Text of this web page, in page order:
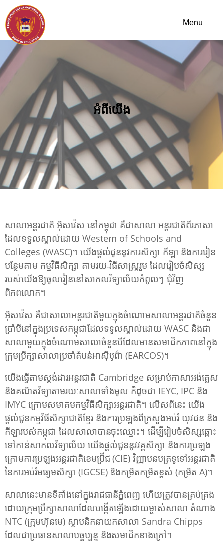
អំពីយើង
សាលាអន្តរជាតិ អុិសវ៉េស នៅកម្ពុជា គឺជាសាលា អន្តរជាតិពីរភាសា
ដែលទទួលស្គាល់ដោយ Western of Schools and
Colleges (WASC)។ យើងផ្តល់ជូននូវការសិក្សា កីឡា និងការរៀន
បន្ថែមតាម កម្មវិធីសិក្សា តាមរយៈវិធីសាស្រ្តរួម ដែលរៀបចំសិស្ស
របស់យើងឱ្យចូលរៀននៅសាកលវិទ្យាល័យកំពូលៗ ជុំវិញ
ពិភពលោក។
អុិសវ៉េស គឺជាសាលាអន្តរជាតិមួយក្នុងចំណោមសាលាអន្តរជាតិចំនួន
ប្រាំបីនៅក្នុងប្រទេសកម្ពុជាដែលទទួលស្គាល់ដោយ WASC និងជា
សាលាមួយក្នុងចំណោមសាលាចំនួនបីដែលមានសមាជិកភាពនៅក្នុង
ក្រុមប្រឹក្សាសាលាប្រចាំតំបន់អាស៊ីបូព៌ា (EARCOS)។
យើងធ្វើតាមស្តង់ដារអន្តរជាតិ Cambridge សម្រាប់ភាសាអង់គ្លេស
និងគណិតវិទ្យាតាមរយៈសាលាទាំងមូល ក៏ដូចជា IEYC, IPC និង
IMYC ក្រោមសមាគមកម្មវិធីសិក្សាអន្តរជាតិ។ លើសពីនេះ យើង
ផ្តល់ជូនកម្មវិធីសិក្សាជាតិខ្មែរ និងការប្រឡងពីក្រសួងអប់រំ យុវជន និង
កីឡារបស់កម្ពុជា ដែលសាលាបានចុះឈ្មោះ។ ដើម្បីរៀបចំសិស្សឆ្ពោះ
ទៅកាន់សាកលវិទ្យាល័យ យើងផ្តល់ជូននូវវគ្គសិក្សា និងការប្រឡង
ក្រោមការប្រឡងអន្តរជាតិខេមប្រ៊ីជ (CIE) វិញ្ញាបនបត្រទូទៅអន្តរជាតិ
នៃការអប់រំមធ្យមសិក្សា (IGCSE) និងកម្រិតកម្រិតខ្ពស់ (កម្រិត A)។
សាលានេះមានទីតាំងនៅក្នុងរាជធានីភ្នំពេញ ហើយត្រូវបានគ្រប់គ្រង
ដោយក្រុមប្រឹក្សាសាលាដែលបង្កើតឡើងដោយម្ចាស់សាលា តំណាង
NTC (ក្រុមហ៊ុនមេ) ស្ថាបនិកនាយកសាលា Sandra Chipps
ដែលជាប្រធានសាលាបច្ចុប្បន្ន និងសមាជិកខាងក្រៅ។